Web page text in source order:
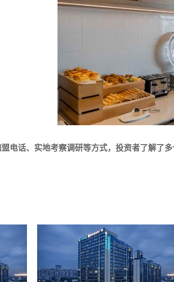
电话、实地考察调研等方式，投资者了解了